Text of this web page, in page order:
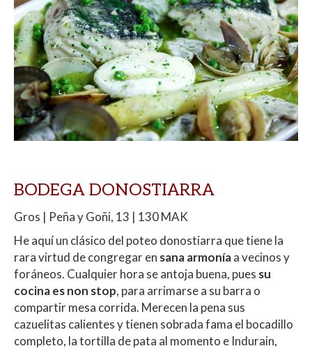
BODEGA DONOSTIARRA
Gros | Peña y Goñi, 13 | 130 MAK
He aquí un clásico del poteo donostiarra que tiene la
rara virtud de congregar en sana armoníaa vecinos y
foráneos. Cualquier hora se antoja buena, pues su
cocina es non stop, para arrimarse a su barra o
compartir mesa corrida. Merecen la pena sus
cazuelitas calientes y tienen sobrada fama el bocadillo
completo, la tortilla de pata al momento e Indurain,